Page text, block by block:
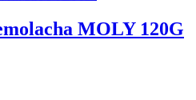
MOLY 120G